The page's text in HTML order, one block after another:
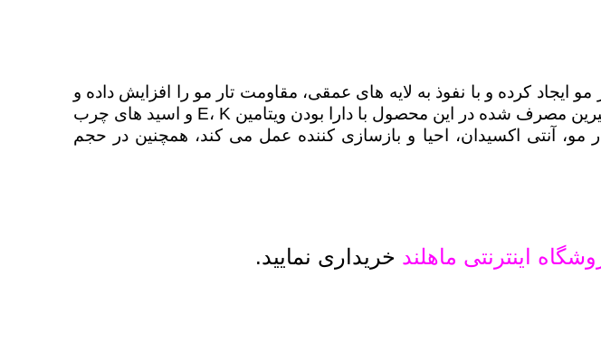
کرده و با نفوذ به لایه های عمقی، مقاومت تار مو را افزایش داده و
از گره خوردن تار مو جلوگیری می کند. روغن های آرگان، جوانه گندم و بادام شیرین مصرف شده در این محصول با دارا بودن ویتامین E، K و اسید های چرب
آنتی اکسیدان، احیا و بازسازی کننده عمل می کند، همچنین در حجم
اینترنتی ماهلند خریداری نمایید.